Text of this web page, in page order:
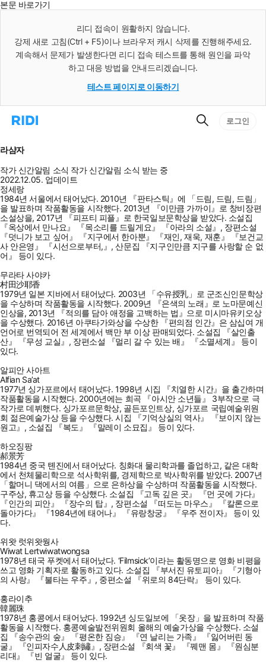
본문 바로가기
리디 접속이 원활하지 않습니다.
강제 새로 고침(Ctrl + F5)이나 브라우저 캐시 삭제를 진행해주세요.
계속해서 문제가 발생한다면 리디 접속 테스트를 통해 원인을 파악
하고 대응 방법을 안내드리겠습니다.
테스트 페이지로 이동하기
리
으
로
이
동
검
로그인
라샴자
작가 신간알림 소식 작가 신간알림 소식 받는 중
2022.12.05. 업데이트
정세랑
1984년 서울에서 태어났다. 2010년 『판타스틱』에 「드림, 드림, 드림」
을 발표하며 작품활동을 시작했다. 2013년 『이만큼 가까이』로 창비장편
소설상을, 2017년 『피프티 피플』로 한국일보문학상을 받았다. 소설집
『옥상에서 만나요』 『목소리를 드릴게요』 『아라의 소설』, 장편소설
『덧니가 보고 싶어』 『지구에서 한아뿐』 『재인, 재욱, 재훈』 『보건교
사 안은영』 『시선으로부터,』, 산문집 『지구인만큼 지구를 사랑할 순 없
어』 등이 있다.
무라타 사야카
村田沙耶香
1979년 일본 지바에서 태어났다. 2003년 「수유授乳」로 군조신인문학상
을 수상하며 작품활동을 시작했다. 2009년 『은색의 노래』로 노마문예신
인상을, 2013년 『적의를 담아 애정을 고백하는 법』으로 미시마유키오상
을 수상했다. 2016년 아쿠타가와상을 수상한 『편의점 인간』은 삼십여 개
언어로 번역되어 전 세계에서 백만 부 이상 판매되었다. 소설집 『살인출
산』 『무성 교실』, 장편소설 『멀리 갈 수 있는 배』 『소멸세계』 등이
있다.
알피안 사아트
Alfian Sa’at
1977년 싱가포르에서 태어났다. 1998년 시집 『치열한 시간』을 출간하며
작품활동을 시작했다. 2000년에는 희곡 『아시안 소년들』 3부작으로 극
작가로 데뷔했다. 싱가포르문학상, 골든포인트상, 싱가포르 국립예술위원
회 젊은예술가상 등을 수상했다. 시집 『기억상실의 역사』 『보이지 않는
원고』, 소설집 『복도』 『말레이 소묘집』 등이 있다.
하오징팡
郝景芳
1984년 중국 톈진에서 태어났다. 칭화대 물리학과를 졸업하고, 같은 대학
에서 천체물리학으로 석사학위를, 경제학으로 박사학위를 받았다. 2007년
「할머니 댁에서의 여름」으로 은하상을 수상하며 작품활동을 시작했다.
구주상, 휴고상 등을 수상했다. 소설집 『고독 깊은 곳』 『먼 곳에 가다』
『인간의 피안』 『장수의 탑』, 장편소설 『떠도는 마우스』 『칼론으로
돌아가다』 『1984년에 태어나』 『유랑창궁』 『우주 전이자』 등이 있
다.
위왓 럿위왓웡사
Wiwat Lertwiwatwongsa
1978년 태국 푸켓에서 태어났다. ‘Filmsick’이라는 활동명으로 영화 비평을
쓰고 영화 기획자로 활동하고 있다. 소설집 『부서진 유토피아』 『기형아
의 사랑』 『불타는 우주』, 중편소설 『위로의 84단락』 등이 있다.
홍라이추
韓麗珠
1978년 홍콩에서 태어났다. 1992년 싱도일보에 「옷장」을 발표하며 작품
활동을 시작했다. 홍콩예술발전위원회 올해의 예술가상을 수상했다. 소설
집 『송수관의 숲』 『평온한 짐승』 『연 날리는 가족』 『잃어버린 동
굴』 『인피자수人皮刺繡』, 장편소설 『회색 꽃』 『꿰맨 몸』 『원심분
리대』 『빈 얼굴』 등이 있다.